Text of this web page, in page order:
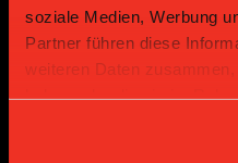
soziale Medien, Werbung
Partner führen diese
weiteren Daten